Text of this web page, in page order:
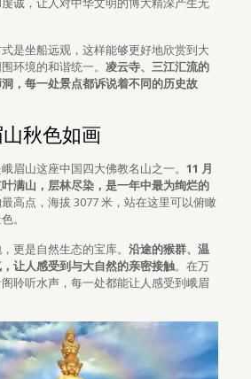
是坐船远观，这样能够更好地欣赏到大
环境的和谐统一。 凌云寺、三江汇流的
，每一处景点都诉说着不同的历史故
秋色如画
眉山这座中国四大佛教名山之一。 11 月
满山，层林尽染，是一年中最为绚烂的
高点，海拔 3077 米，站在这里可以俯瞰
。
更是自然生态的宝库。 沿途的猴群、温
让人感受到与大自然的亲密接触。在万
聆听水声，每一处都能让人感受到峨眉